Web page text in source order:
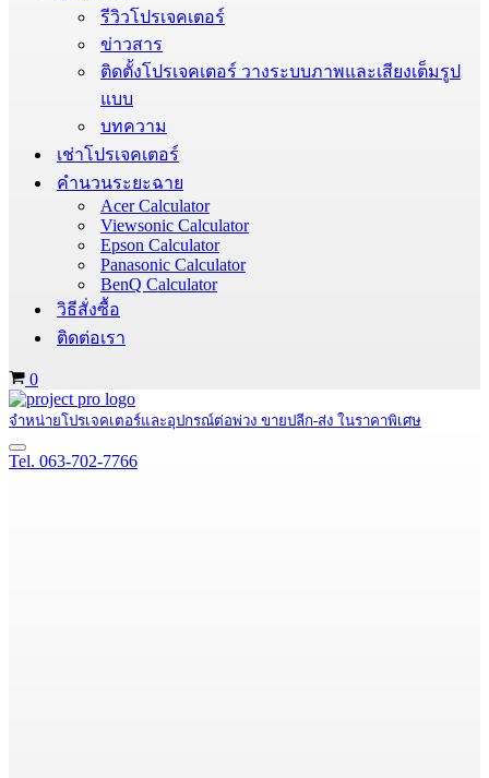
รีวิวโปรเจคเตอร์
ข่าวสาร
ติดตั้งโปรเจคเตอร์ วางระบบภาพและเสียงเต็มรูป
แบบ
บทความ
เช่าโปรเจคเตอร์
คำนวนระยะฉาย
Acer Calculator
Viewsonic Calculator
Epson Calculator
Panasonic Calculator
BenQ Calculator
วิธีสั่งซื้อ
ติดต่อเรา
Cart
0
จำหน่ายโปรเจคเตอร์และอุปกรณ์ต่อพ่วง ขายปลีก-ส่ง ในราคาพิเศษ
Navigation
Menu
Tel. 063-702-7766